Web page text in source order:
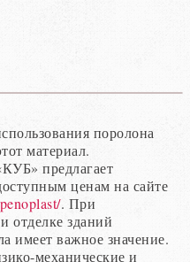
поролона
материал.
предлагает
ценам на сайте
. При
отделке зданий
имеет важное значение.
механические и